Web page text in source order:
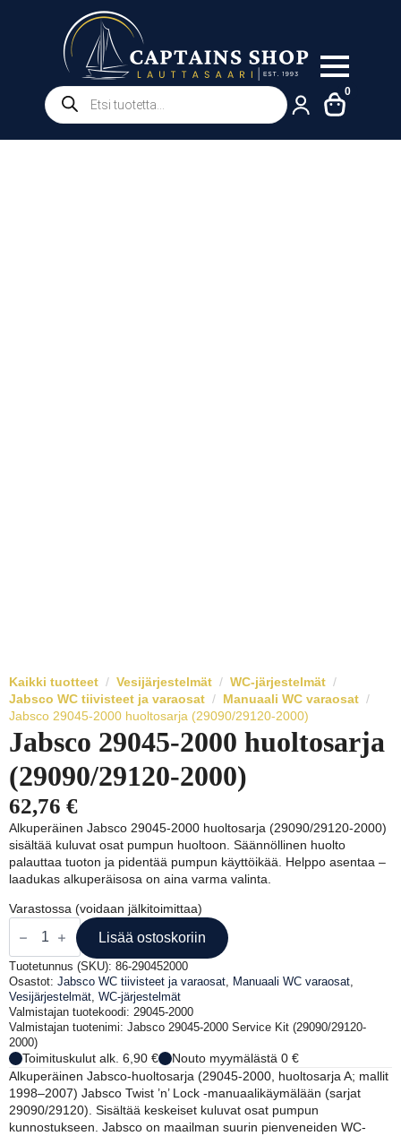
Products
search
0
Kaikki tuotteet Vesijärjestelmät
WC-järjestelmät
Jabsco WC tiivisteet ja varaosat
Manuaali WC varaosat
Jabsco 29045-2000 huoltosarja (29090/29120-2000)
Jabsco 29045-2000 huoltosarja
(29090/29120-2000)
62,76 €
Alkuperäinen Jabsco 29045-2000 huoltosarja (29090/29120-2000)
sisältää kuluvat osat pumpun huoltoon. Säännöllinen huolto
palauttaa tuoton ja pidentää pumpun käyttöikää. Helppo asentaa –
laadukas alkuperäisosa on aina varma valinta.
Varastossa (voidaan jälkitoimittaa)
Jabsco
29045-
2000
huoltosarja
(29090/29120-
2000)
määrä
Lisää ostoskoriin
Tuotetunnus (SKU): 86-290452000
Osastot: Jabsco WC tiivisteet ja varaosat, Manuaali WC varaosat,
Vesijärjestelmät, WC-järjestelmät
Valmistajan tuotekoodi: 29045-2000
Valmistajan tuotenimi: Jabsco 29045-2000 Service Kit (29090/29120-
2000)
Toimituskulut alk. 6,90 €
Nouto myymälästä 0 €
Alkuperäinen Jabsco-huoltosarja (29045-2000, huoltosarja A; mallit
1998–2007) Jabsco Twist ’n’ Lock -manuaalikäymälään (sarjat
29090/29120). Sisältää keskeiset kuluvat osat pumpun
kunnostukseen. Jabsco on maailman suurin pienveneiden WC-